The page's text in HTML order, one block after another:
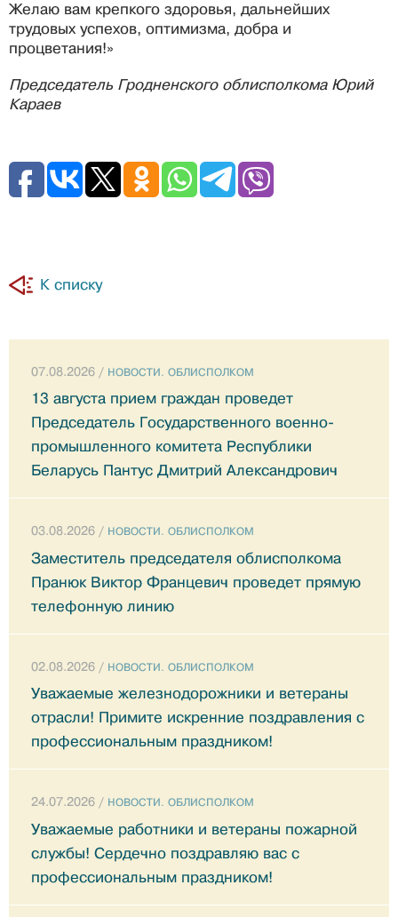
Желаю вам крепкого здоровья, дальнейших
трудовых успехов, оптимизма, добра и
процветания!»
Председатель Гродненского облисполкома Юрий
Караев
К списку
07.08.2026 / НОВОСТИ. ОБЛИСПОЛКОМ
13 августа прием граждан проведет
Председатель Государственного военно-
промышленного комитета Республики
Беларусь Пантус Дмитрий Александрович
03.08.2026 / НОВОСТИ. ОБЛИСПОЛКОМ
Заместитель председателя облисполкома
Пранюк Виктор Францевич проведет прямую
телефонную линию
02.08.2026 / НОВОСТИ. ОБЛИСПОЛКОМ
Уважаемые железнодорожники и ветераны
отрасли! Примите искренние поздравления с
профессиональным праздником!
24.07.2026 / НОВОСТИ. ОБЛИСПОЛКОМ
Уважаемые работники и ветераны пожарной
службы! Сердечно поздравляю вас с
профессиональным праздником!